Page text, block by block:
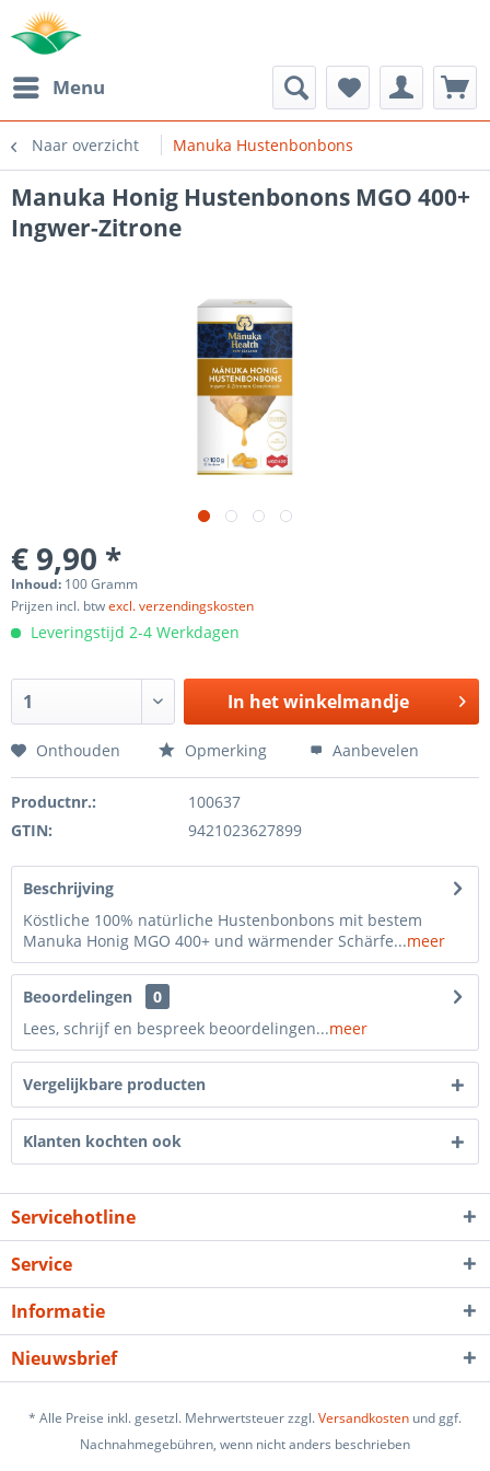
Menu
Naar overzicht Manuka Hustenbonbons
Manuka Honig Hustenbonons MGO 400+
Ingwer-Zitrone
€ 9,90 *
Inhoud: 100 Gramm
Prijzen incl. btwexcl. verzendingskosten
Leveringstijd 2-4 Werkdagen
In hetwinkelmandje
Onthouden Opmerking Aanbevelen
Productnr.:
100637
GTIN:
9421023627899
Beschrijving
Köstliche 100% natürliche Hustenbonbons mit bestem
Manuka Honig MGO 400+ und wärmender Schärfe...meer
Beoordelingen
0
Lees, schrijf en bespreek beoordelingen...meer
Vergelijkbare producten
Klanten kochten ook
Servicehotline
Service
Informatie
Nieuwsbrief
* Alle Preise inkl. gesetzl. Mehrwertsteuer zzgl.Versandkosten und ggf.
Nachnahmegebühren, wenn nicht anders beschrieben